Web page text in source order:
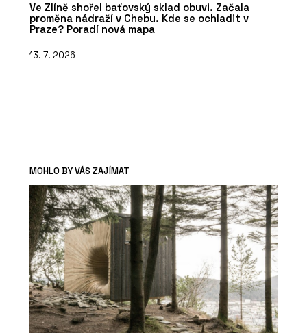
Ve Zlíně shořel baťovský sklad obuvi. Začala
proměna nádraží v Chebu. Kde se ochladit v
Praze? Poradí nová mapa
13. 7. 2026
MOHLO BY VÁS ZAJÍMAT